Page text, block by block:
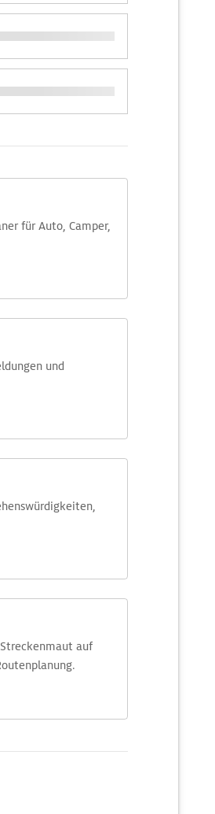
für Auto, Camper,
und
auf